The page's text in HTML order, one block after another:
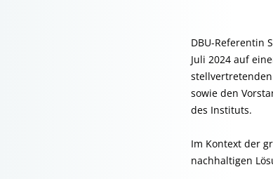
DBU-Referentin
Juli 2024 auf
sowie den
des Instituts.
Im Kontext der
nachhaltigen